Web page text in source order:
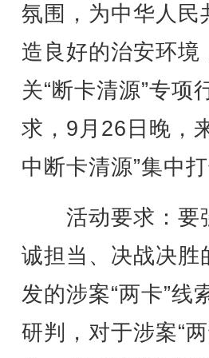
氛围，为中华人
造良好的治安环
关“断卡清源”专项
求，9月26日晚，
中断卡清源”集中
活动要求：要
诚担当、决战决胜
发的涉案“两卡”线
研判，对于涉案“